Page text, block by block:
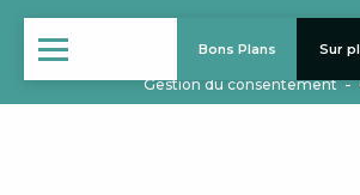
Bons Plans Sur
Mentions légales - Politique de
Gestion du consentement -